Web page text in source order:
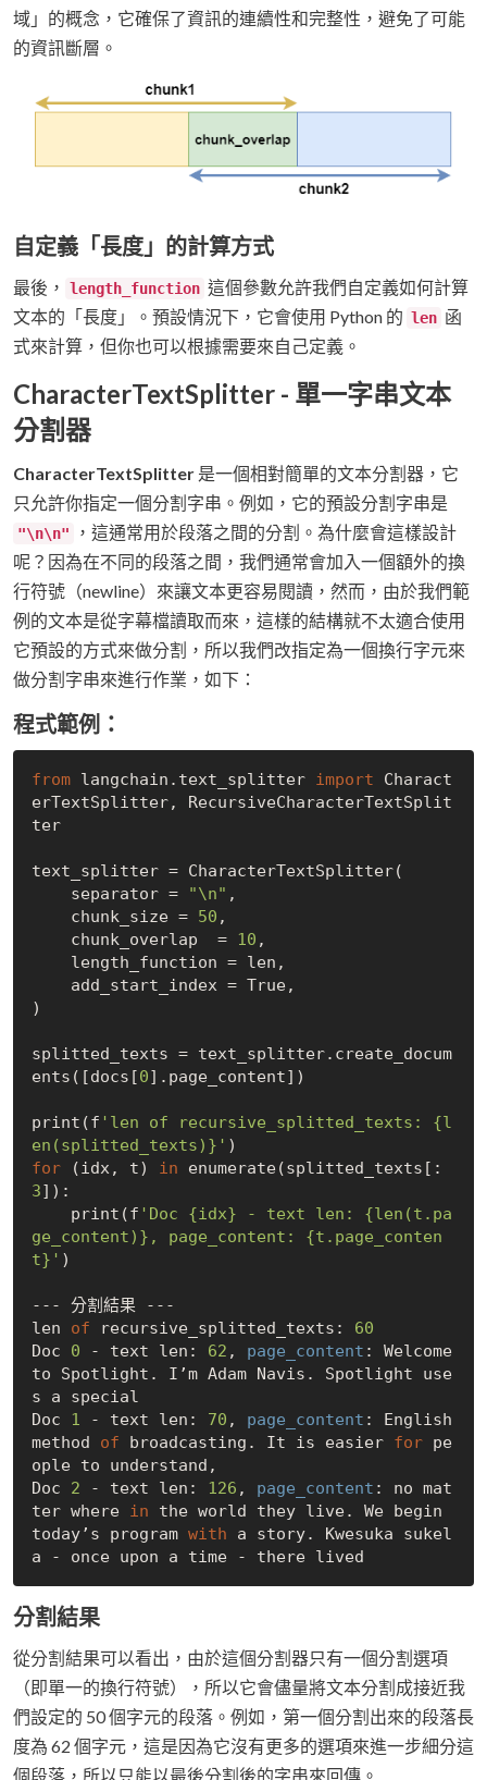
域」的概念，它確保了資訊的連續性和完整性，避免了可能
的資訊斷層。
自定義「長度」的計算方式
最後， length_function 這個參數允許我們自定義如何計算
文本的「長度」。預設情況下，它會使用 Python 的 len 函
式來計算，但你也可以根據需要來自己定義。
CharacterTextSplitter - 單一字串文本
分割器
CharacterTextSplitter 是一個相對簡單的文本分割器，它
只允許你指定一個分割字串。例如，它的預設分割字串是
"\n\n"
，這通常用於段落之間的分割。為什麼會這樣設計
呢？因為在不同的段落之間，我們通常會加入一個額外的換
行符號（newline）來讓文本更容易閱讀，然而，由於我們範
例的文本是從字幕檔讀取而來，這樣的結構就不太適合使用
它預設的方式來做分割，所以我們改指定為一個換行字元來
做分割字串來進行作業，如下：
程式範例：
from langchain.text_splitter import Charact
erTextSplitter, RecursiveCharacterTextSplit
ter
text_splitter = CharacterTextSplitter(
    separator =
"\n" ,
    chunk_size =
50 ,
    chunk_overlap  =
10 ,
)
splitted_texts = text_splitter.create_docum
ents([docs[0].page_content])
print(f 'len of recursive_splitted_texts: {l
en(splitted_texts)}'
for (idx, t) in enumerate(splitted_texts[:
3]):
    print(f
'Doc {idx} - text len: {len(t.pa
ge_content)}, page_content: {t.page_conten
t}' )
--- 分割結果 ---
len of recursive_splitted_texts: 60
Doc 0 - text len: 62 , page_content : Welcome
to Spotlight. I’m Adam Navis. Spotlight use
s a special
Doc 1 - text len: 70 , page_content : English
method of broadcasting. It is easier for pe
ople to understand,
Doc 2 - text len: 126 , page_content : no mat
ter where in the world they live. We begin
today’s program with a story. Kwesuka sukel
分割結果
從分割結果可以看出，由於這個分割器只有一個分割選項
（即單一的換行符號），所以它會儘量將文本分割成接近我
們設定的 50 個字元的段落。例如，第一個分割出來的段落長
度為 62 個字元，這是因為它沒有更多的選項來進一步細分這
個段落，所以只能以最後分割後的字串來回傳。